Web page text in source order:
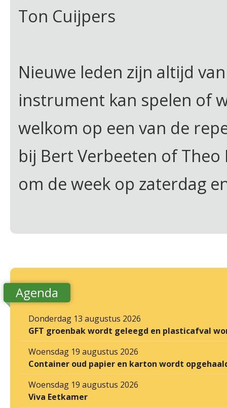
Ton Cuijpers
Nieuwe leden zijn altijd
instrument kan spelen of
welkom op een van de
bij Bert Verbeeten of
om de week op zaterdag
Agenda
Donderdag 13 augustus 2026
GFT groenbak wordt geleegd en plasticafval
Woensdag 19 augustus 2026
Container oud papier en karton wordt
Woensdag 19 augustus 2026
Viva Eetkamer